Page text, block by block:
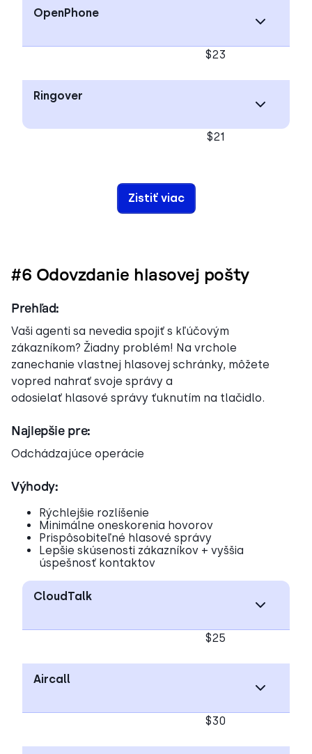
OpenPhone
$23
Ringover
$21
Zistiť viac
#6 Odovzdanie hlasovej pošty
Prehľad:
Vaši agenti sa nevedia spojiť s kľúčovým
zákazníkom? Žiadny problém! Na vrchole
zanechanie vlastnej hlasovej schránky, môžete
vopred nahrať svoje správy a
odosielať hlasové správy ťuknutím na tlačidlo.
Najlepšie pre:
Odchádzajúce operácie
Výhody:
Rýchlejšie rozlíšenie
Minimálne oneskorenia hovorov
Prispôsobiteľné hlasové správy
Lepšie skúsenosti zákazníkov + vyššia
úspešnosť kontaktov
CloudTalk
$25
Aircall
$30